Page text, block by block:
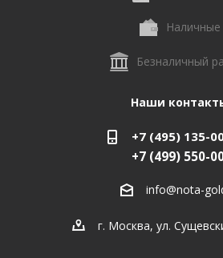
Наличные
Безналичный
Наши
+7 (495) 135-
+7 (499) 550-
info@nota-
г. Москва, ул.